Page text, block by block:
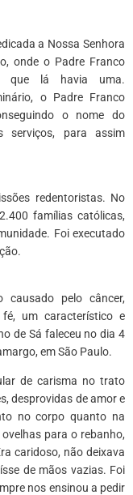
a Nossa Senhora
onde o Padre Franco
que lá havia uma.
o Padre Franco
o nome do
serviços, para assim
redentoristas. No
famílias católicas,
Foi executado
pelo câncer,
um característico e
de Sá faleceu no dia 4
em São Paulo.
de carisma no trato
desprovidas de amor e
no corpo quanto na
para o rebanho,
caridoso, não deixava
de mãos vazias. Foi
nos ensinou a pedir